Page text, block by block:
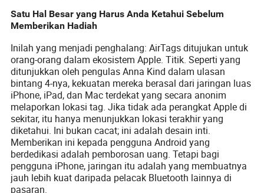
Satu Hal Besar yang Harus Anda Ketahui Sebelum
Memberikan Hadiah
Inilah yang menjadi penghalang: AirTags ditujukan untuk
orang-orang dalam ekosistem Apple. Titik. Seperti yang
ditunjukkan oleh pengulas Anna Kind dalam ulasan
bintang 4-nya, kekuatan mereka berasal dari jaringan luas
iPhone, iPad, dan Mac terdekat yang secara anonim
melaporkan lokasi tag. Jika tidak ada perangkat Apple di
sekitar, itu hanya menunjukkan lokasi terakhir yang
diketahui. Ini bukan cacat; ini adalah desain inti.
Memberikan ini kepada pengguna Android yang
berdedikasi adalah pemborosan uang. Tetapi bagi
pengguna iPhone, jaringan itu adalah yang membuatnya
jauh lebih kuat daripada pelacak Bluetooth lainnya di
pasaran.